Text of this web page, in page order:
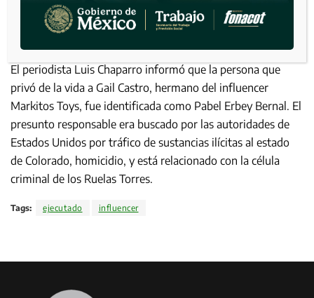
El periodista Luis Chaparro informó que la persona que
privó de la vida a Gail Castro, hermano del influencer
Markitos Toys, fue identificada como Pabel Erbey Bernal. El
presunto responsable era buscado por las autoridades de
Estados Unidos por tráfico de sustancias ilícitas al estado
de Colorado, homicidio, y está relacionado con la célula
criminal de los Ruelas Torres.
Tags: ejecutado influencer